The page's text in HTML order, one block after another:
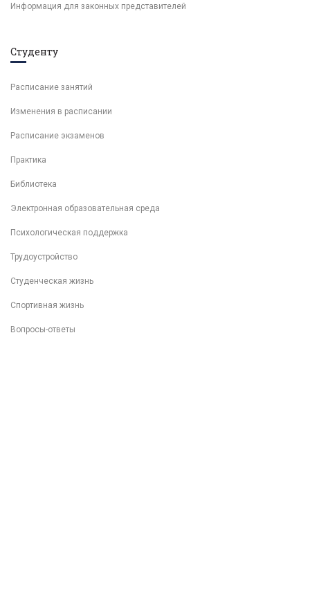
Информация для законных представителей
Студенту
Расписание занятий
Изменения в расписании
Расписание экзаменов
Практика
Библиотека
Электронная образовательная среда
Психологическая поддержка
Трудоустройство
Студенческая жизнь
Спортивная жизнь
Вопросы-ответы